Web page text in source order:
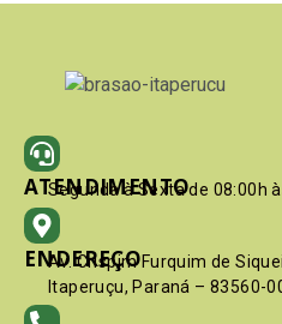
ATENDIMENTO
Segunda à Sexta de 08:00h
ENDEREÇO
Av. Crispim Furquim de
Itaperuçu, Paraná – 83560-